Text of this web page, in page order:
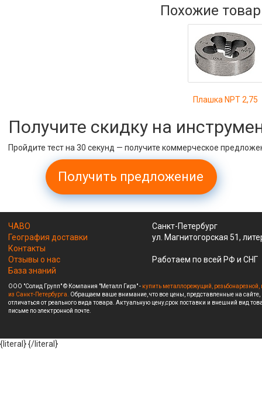
Похожие
Плашка NPT 2,75
Получите скидку на
Пройдите тест на 30 секунд — получите коммерческое
Получить предложение
ЧАВО
География доставки
Контакты
Отзывы о нас
База знаний
Санкт-Петербург
ул. Магнитогорская 51,
Работаем по всей РФ и СНГ
ООО "Солид Групп" © Компания "Металл Гирз" - купить металлорежущий,
из Санкт-Петербурга. Обращаем ваше внимание, что все цены, представленные на
отличаться от реального вида товара. Актуальную цену,срок поставки и внешний вид
письме по электронной почте.
{literal}{/literal}